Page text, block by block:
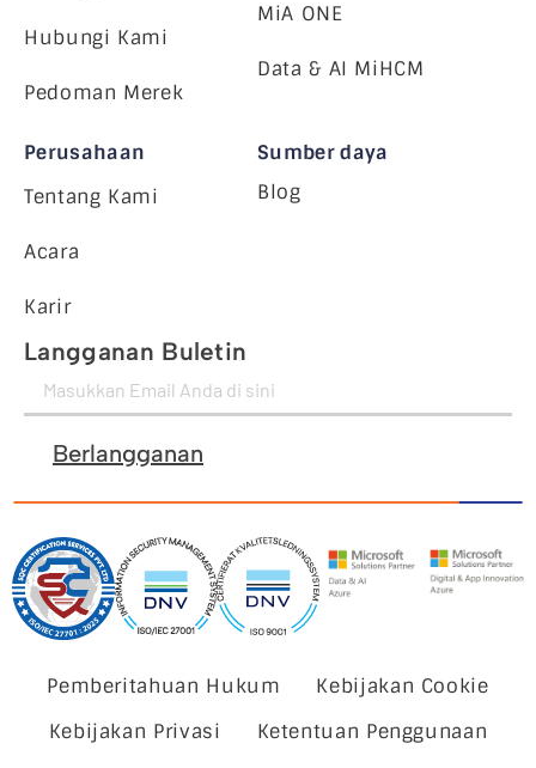
Hubungi Kami
Pedoman Merek
MiA ONE
Data & AI MiHCM
Perusahaan
Tentang Kami
Acara
Karir
Sumber daya
Blog
Langganan Buletin
Berlangganan
Pemberitahuan Hukum
Kebijakan Cookie
Kebijakan Privasi
Ketentuan Penggunaan